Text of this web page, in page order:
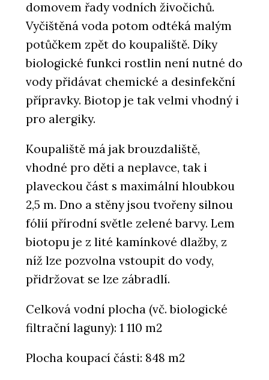
domovem řady vodních živočichů.
Vyčištěná voda potom odtéká malým
potůčkem zpět do koupaliště. Díky
biologické funkci rostlin není nutné do
vody přidávat chemické a desinfekční
přípravky. Biotop je tak velmi vhodný i
pro alergiky.
Koupaliště má jak brouzdaliště,
vhodné pro děti a neplavce, tak i
plaveckou část s maximální hloubkou
2,5 m. Dno a stěny jsou tvořeny silnou
fólií přírodní světle zelené barvy. Lem
biotopu je z lité kamínkové dlažby, z
níž lze pozvolna vstoupit do vody,
přidržovat se lze zábradlí.
Celková vodní plocha (vč. biologické
filtrační laguny): 1 110 m2
Plocha koupací části: 848 m2